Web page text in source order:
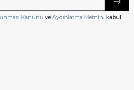
Kanunu ve Aydınlatma Metnini kabul